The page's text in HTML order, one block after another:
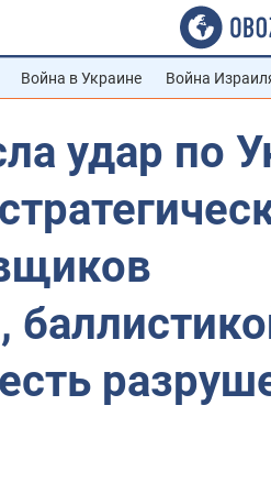
Война в Украине Война
удар по